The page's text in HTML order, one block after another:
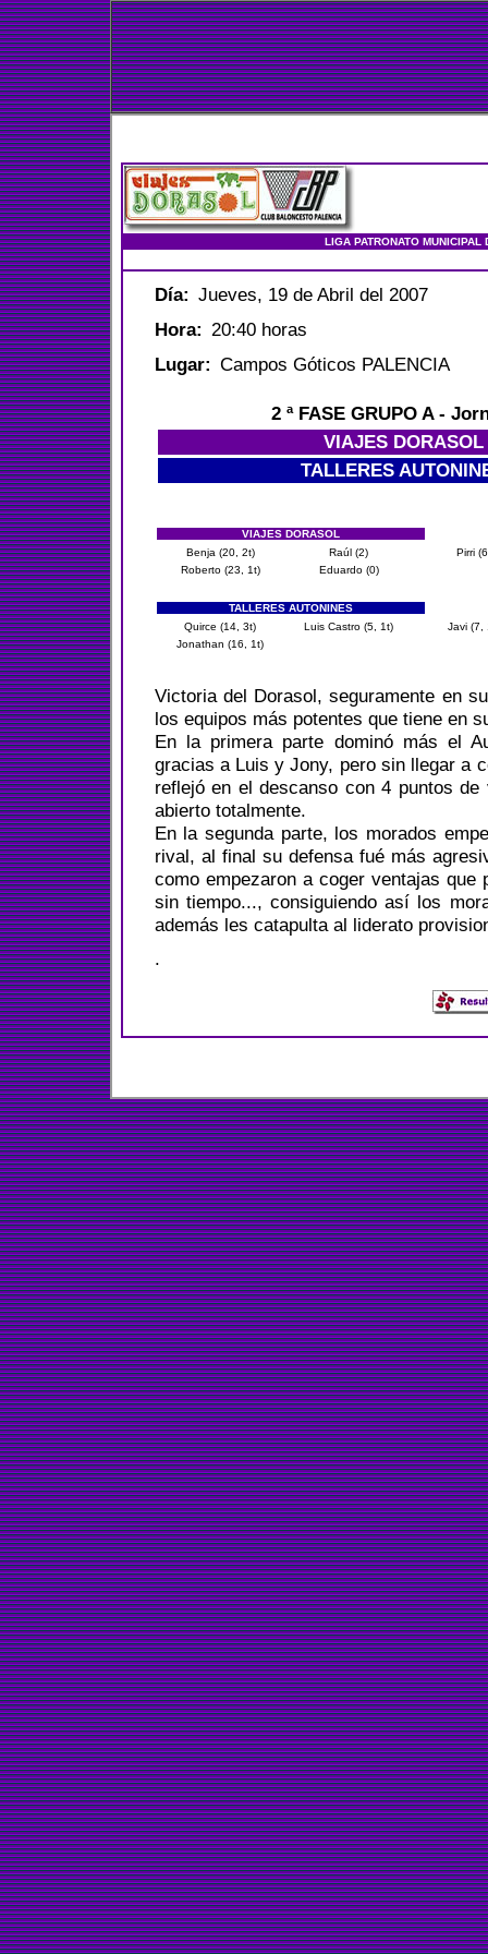
LIGA PATRONATO
Día: Jueves, 19 de Abril del 2007
Hora: 20:40 horas
Lugar: Campos Góticos PALENCIA
2 ª FASE GRUPO A-
VIAJES DORASOL
TALLERES
VIAJES DORASOL
Benja (20, 2t)
Raúl (2)
Pirri
Roberto (23, 1t)
Eduardo (0)
TALLERES AUTONINES
Quirce (14, 3t)
Luis Castro (5, 1t)
Javi (7,
Jonathan (16, 1t)
Victoria del Dorasol, seguramente en
los equipos más potentes que tiene en
En la primera parte dominó más el
gracias a Luis y Jony, pero sin llegar a
reflejó en el descanso con 4 puntos
abierto totalmente.
En la segunda parte, los morados
rival, al final su defensa fué más
como empezaron a coger ventajas que
sin tiempo..., consiguiendo así los
además les catapulta al liderato
.